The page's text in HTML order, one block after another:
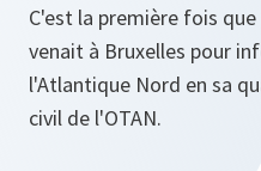
C'est la première fois
venait à Bruxelles pour
l'Atlantique Nord en sa
civil de l'OTAN.